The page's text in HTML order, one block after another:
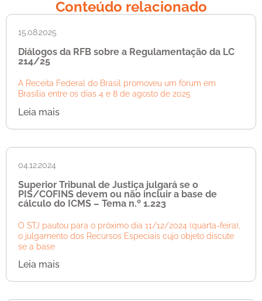
Conteúdo relacionado
15.08.2025
Diálogos da RFB sobre a Regulamentação da LC
214/25
A Receita Federal do Brasil promoveu um fórum em
Brasília entre os dias 4 e 8 de agosto de 2025
Leia mais
04.12.2024
Superior Tribunal de Justiça julgará se o
PIS/COFINS devem ou não incluir a base de
cálculo do ICMS – Tema n.º 1.223
O STJ pautou para o próximo dia 11/12/2024 (quarta-feira),
o julgamento dos Recursos Especiais cujo objeto discute
se a base
Leia mais